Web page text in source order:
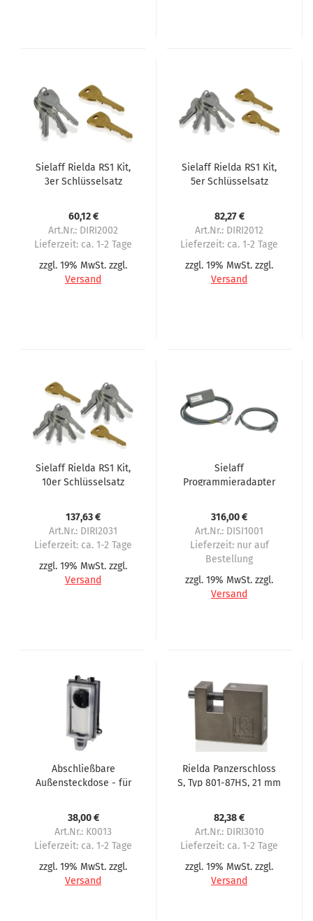
Sielaff Rielda RS1 Kit,
3er Schlüsselsatz
60,12 €
Art.Nr.: DIRI2002
Lieferzeit: ca. 1-2 Tage
zzgl. 19% MwSt. zzgl.
Versand
Sielaff Rielda RS1 Kit,
5er Schlüsselsatz
82,27 €
Art.Nr.: DIRI2012
Lieferzeit: ca. 1-2 Tage
zzgl. 19% MwSt. zzgl.
Versand
Sielaff Rielda RS1 Kit,
10er Schlüsselsatz
137,63 €
Art.Nr.: DIRI2031
Lieferzeit: ca. 1-2 Tage
zzgl. 19% MwSt. zzgl.
Versand
Sielaff
Programmieradapter
eingeschränkte
Version
316,00 €
Art.Nr.: DISI1001
Lieferzeit: nur auf
Bestellung
zzgl. 19% MwSt. zzgl.
Versand
Abschließbare
Außensteckdose - für
im Außenbereich
38,00 €
Art.Nr.: K0013
Lieferzeit: ca. 1-2 Tage
zzgl. 19% MwSt. zzgl.
Versand
Rielda Panzerschloss
S, Typ 801-87HS, 21 mm
82,38 €
Art.Nr.: DIRI3010
Lieferzeit: ca. 1-2 Tage
zzgl. 19% MwSt. zzgl.
Versand